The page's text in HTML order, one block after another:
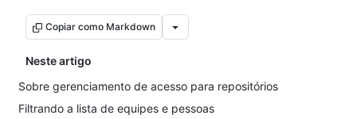
Copiar como Markdown
Neste artigo
Sobre gerenciamento de acesso para repositórios
Filtrando a lista de equipes e pessoas